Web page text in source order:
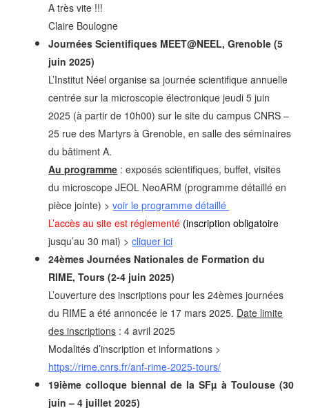
A très vite !!!
Claire Boulogne
Journées Scientifiques MEET@NEEL, Grenoble (5
juin 2025)
L’Institut Néel organise sa journée scientifique annuelle
centrée sur la microscopie électronique jeudi 5 juin
2025 (à partir de 10h00)sur le site du campus CNRS –
25 rue des Martyrs à Grenoble, en salle des séminaires
du bâtiment A.
Au programme : exposés scientifiques, buffet, visites
du microscope JEOL NeoARM (programme détaillé en
pièce jointe) > voir le programme détaillé
L’accès au siteest réglementé (inscription obligatoire
jusqu’au 30 mai) >cliquer ici
24èmes Journées Nationales de Formation du
RIME, Tours (2-4 juin 2025)
L’ouverture des inscriptions pour les 24èmes journées
du RIME a été annoncée le 17 mars 2025. Date limite
des inscriptions : 4 avril 2025
Modalités d’inscription et informations >
https://rime.cnrs.fr/anf-rime-2025-tours/
19ième colloque biennal de la SFµ à Toulouse (30
juin – 4 juillet 2025)